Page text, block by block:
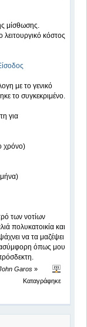
μίσθωσης.
λειτουργικό κόστος
με το γενικό
το συγκεκριμένο.
για
χρόνο)
των νοτίων
πολυκατοικία και
να τα μαζέψει
ασύμφορη όπως μου
Garos »
Καταγράφηκε